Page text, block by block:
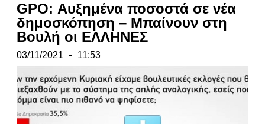
GPO: Αυξημένα ποσοστά σε νέα
δημοσκόπηση – Μπαίνουν στη
Βουλή οι ΕΛΛΗΝΕΣ
03/11/2021 11:53